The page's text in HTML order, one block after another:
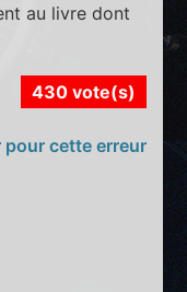
au livre dont
430 vote(s)
pour cette erreur